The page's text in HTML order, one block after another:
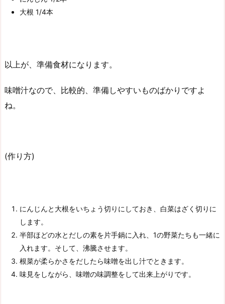
大根 1/4本
以上が、準備食材になります。
味噌汁なので、比較的、準備しやすいものばかりですよ
ね。
(作り方)
にんじんと大根をいちょう切りにしておき、白菜はざく切りに
します。
半部ほどの水とだしの素を片手鍋に入れ、1の野菜たちも一緒に
入れます。そして、沸騰させます。
根菜が柔らかさをだしたら味噌を出し汁でときます。
味見をしながら、味噌の味調整をして出来上がりです。